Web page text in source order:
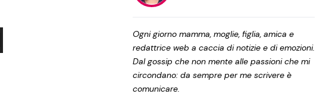
Privacy Policy
Ogni giorno mamma, moglie, figlia, amica e
redattrice web a caccia di notizie e di emozioni.
Dal gossip che non mente alle passioni che mi
circondano: da sempre per me scrivere è
comunicare.